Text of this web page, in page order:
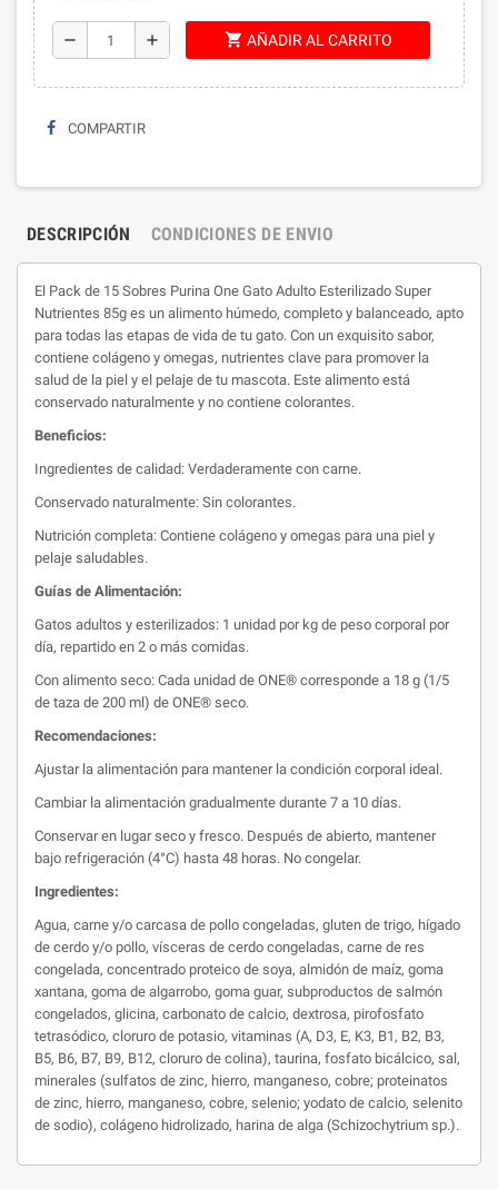
remove add shopping_cart AÑADIR AL CARRITO
COMPARTIR
DESCRIPCIÓN CONDICIONES DE ENVIO
El Pack de 15 Sobres Purina One Gato Adulto Esterilizado Super
Nutrientes 85g es un alimento húmedo, completo y balanceado, apto
para todas las etapas de vida de tu gato. Con un exquisito sabor,
contiene colágeno y omegas, nutrientes clave para promover la
salud de la piel y el pelaje de tu mascota. Este alimento está
conservado naturalmente y no contiene colorantes.
Beneficios:
Ingredientes de calidad: Verdaderamente con carne.
Conservado naturalmente: Sin colorantes.
Nutrición completa: Contiene colágeno y omegas para una piel y
pelaje saludables.
Guías de Alimentación:
Gatos adultos y esterilizados: 1 unidad por kg de peso corporal por
día, repartido en 2 o más comidas.
Con alimento seco: Cada unidad de ONE® corresponde a 18 g (1/5
de taza de 200 ml) de ONE® seco.
Recomendaciones:
Ajustar la alimentación para mantener la condición corporal ideal.
Cambiar la alimentación gradualmente durante 7 a 10 días.
Conservar en lugar seco y fresco. Después de abierto, mantener
bajo refrigeración (4°C) hasta 48 horas. No congelar.
Ingredientes:
Agua, carne y/o carcasa de pollo congeladas, gluten de trigo, hígado
de cerdo y/o pollo, vísceras de cerdo congeladas, carne de res
congelada, concentrado proteico de soya, almidón de maíz, goma
xantana, goma de algarrobo, goma guar, subproductos de salmón
congelados, glicina, carbonato de calcio, dextrosa, pirofosfato
tetrasódico, cloruro de potasio, vitaminas (A, D3, E, K3, B1, B2, B3,
B5, B6, B7, B9, B12, cloruro de colina), taurina, fosfato bicálcico, sal,
minerales (sulfatos de zinc, hierro, manganeso, cobre; proteinatos
de zinc, hierro, manganeso, cobre, selenio; yodato de calcio, selenito
de sodio), colágeno hidrolizado, harina de alga (Schizochytrium sp.).